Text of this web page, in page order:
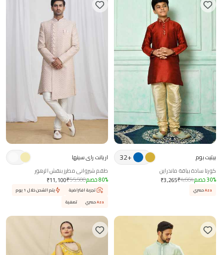
بيتيت بوم +
32
كورتا سادة بياقة ماندراين
₹3,265₹4,664 30% خصم
Azaحصري
اريانت راي سينها
طقم شيرواني مطرز بنقش الزهور
₹11,100₹55,500 80% خصم
تجربة افتراضية
يتم الشحن خلال 1 يوم
Azaحصري تصفية